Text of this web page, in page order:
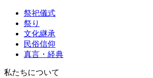
祭祀儀式
祭り
文化継承
民俗信仰
真言・経典
私たちについて